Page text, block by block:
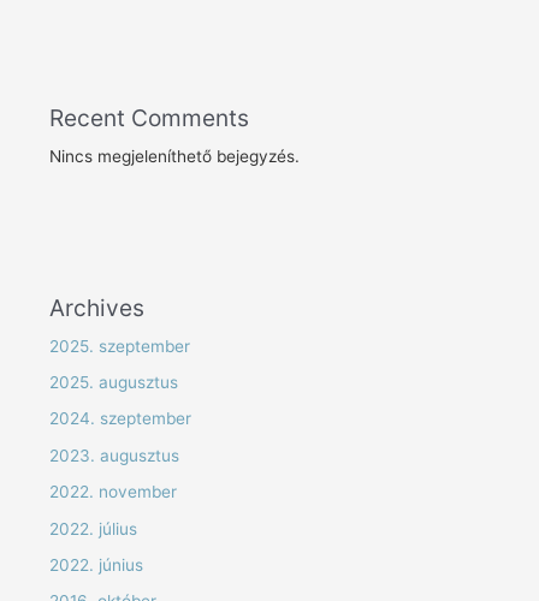
Recent Comments
Nincs megjeleníthető bejegyzés.
Archives
2025. szeptember
2025. augusztus
2024. szeptember
2023. augusztus
2022. november
2022. július
2022. június